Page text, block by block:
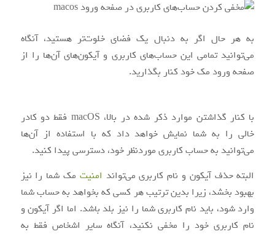
به هر حال اگر به دنبال یک فضای خلوت‌تر هستید، آنگاه
می‌توانید تمامی این حساب‌های کاربری و آیکون‌های آن‌ها را از
صفحه ورود مک خود کنار بگذارید.
با کنار گذاشتن موارد ذکر شده در بالا، macOS فقط دو کادر
خالی را به شما نمایش خواهد داد که با استفاده از آن‌ها
می‌توانید به حساب کاربری موردنظر خود، دسترسی پیدا کنید.
البته حذف آیکون و نام کاربری می‌تواند امنیت مک شما را نیز
بهبود بخشد، زیرا بدین ترتیب هر کسی که بخواهد به حساب شما
وارد شود، باید نام کاربری شما را نیز بلد باشد. اما اگر آیکون و
نام کاربری خود را مخفی نکنید، آنگاه سایر اشخاص فقط به